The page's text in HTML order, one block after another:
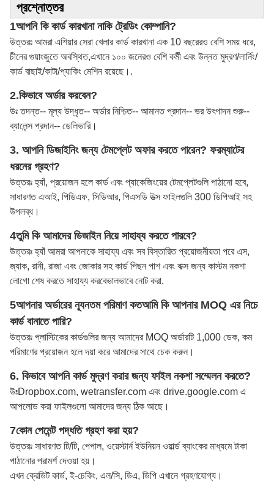
প্রশ্নোত্তর
1আপনি কি কার্ড কারখানা নাকি ট্রেডিং কোম্পানি?
উত্তরঃ আমরা এশিয়ার সেরা খেলার কার্ড কারখানা এক 10 বছরেরও বেশি সময় ধরে,
চীনের গুয়াংজুতে অবস্থিত,এখানে ১০০ জনেরও বেশি কর্মী এবং উন্নত মুদ্রণ/লার্নিং/
কার্ড বাছাই/কাটা/প্যাকিং মেশিন রয়েছে।.
2.কিভাবে অর্ডার করবেন?
উঃ তদন্ত-- মূল্য উদ্ধৃত-- অর্ডার নিশ্চিত-- আমানত প্রদান-- ভর উৎপাদন শুরু--
ব্যালেন্স প্রদান-- ডেলিভারি।
3. আপনি ডিজাইনিং জন্য টেমপ্লেট অফার করতে পারেন? ফরম্যাটের
ধরনের গ্রহণ?
উত্তরঃ হ্যাঁ, প্রয়োজন হলে কার্ড এবং প্যাকেজিংয়ের টেমপ্লেটগুলি পাঠানো হবে,
সাধারণত এআই, পিডিএফ, সিডিআর, পিএসডি উত্স ফাইলগুলি 300 ডিপিআই সহ
উপলব্ধ।
4তুমি কি আমাদের ডিজাইন নিয়ে সাহায্য করতে পারবে?
উত্তরঃ হ্যাঁ আমরা আপনাকে সাহায্য এবং সব বিস্তারিত প্রয়োজনীয়তা পরে এস,
জ্যাক, রানী, রাজা এবং জোকার সহ কার্ড পিছন পাশ এবং বাক্স জন্য কাস্টম নকশা
লোগো শেষ করতে সাহায্য করবেভালভাবে নোট করা.
5আপনার অর্ডারের ন্যূনতম পরিমাণ কতআমি কি আপনার MOQ এর নিচে
কার্ড বানাতে পারি?
উত্তরঃ প্লাস্টিকের কার্ডগুলির জন্য আমাদের MOQ অর্ডারটি 1,000 ডেক, কম
পরিমাণের প্রয়োজন হলে দয়া করে আমাদের সাথে চেক করুন।
6. কিভাবে আপনি কার্ড মুদ্রণ করার জন্য ফাইল নকশা সম্মেলন করতে?
উঃDropbox.com, wetransfer.com এবং drive.google.com এ
আপলোড করা ফাইলগুলো আমাদের জন্য ঠিক আছে।
7কোন পেমেন্ট পদ্ধতি গ্রহণ করা হয়?
উত্তরঃ সাধারণত টি/টি, পেপাল, ওয়েস্টার্ন ইউনিয়ন ওয়ার্ল্ড ব্যাংকের মাধ্যমে টাকা
পাঠানোর পরামর্শ দেওয়া হয়।
এখন ক্রেডিট কার্ড, ই-চেকিং, এল/সি, ডিএ, ডিপি এখানে গ্রহণযোগ্য।